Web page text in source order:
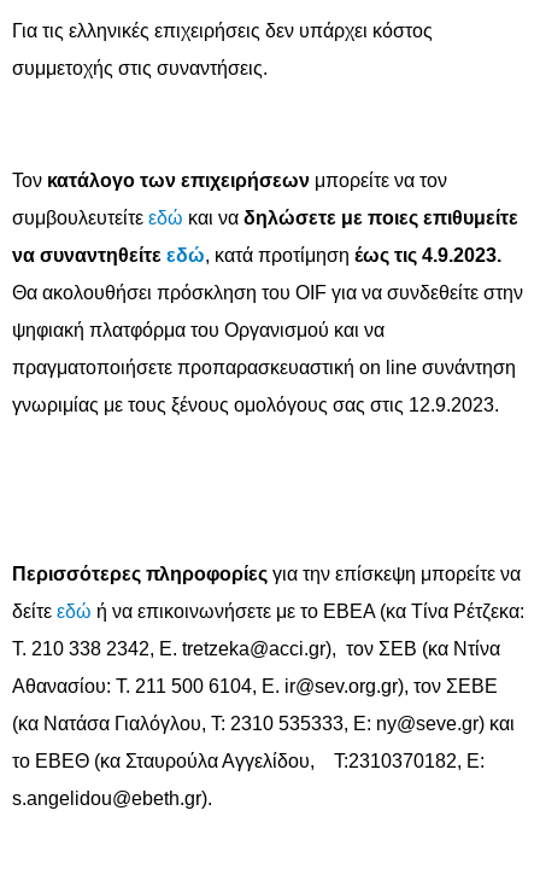
Για τις ελληνικές επιχειρήσεις δεν υπάρχει κόστος
συμμετοχής στις συναντήσεις.
Τον κατάλογο των επιχειρήσεων μπορείτε να τον
συμβουλευτείτε εδώ και να δηλώσετε με ποιες επιθυμείτε
να συναντηθείτε εδώ, κατά προτίμηση έως τις 4.9.2023.
Θα ακολουθήσει πρόσκληση του OIF για να συνδεθείτε στην
ψηφιακή πλατφόρμα του Οργανισμού και να
πραγματοποιήσετε προπαρασκευαστική on line συνάντηση
γνωριμίας με τους ξένους ομολόγους σας στις 12.9.2023.
Περισσότερες πληροφορίες για την επίσκεψη μπορείτε να
δείτε εδώ ή να επικοινωνήσετε με το ΕΒΕΑ (κα Τίνα Ρέτζεκα:
Τ. 210 338 2342, Ε. tretzeka@acci.gr), τον ΣΕΒ (κα Ντίνα
Αθανασίου: Τ. 211 500 6104, Ε. ir@sev.org.gr), τον ΣΕΒΕ
(κα Νατάσα Γιαλόγλου, Τ: 2310 535333, Ε: ny@seve.gr) και
το ΕΒΕΘ (κα Σταυρούλα Αγγελίδου, Τ:2310370182, Ε:
s.angelidou@ebeth.gr).